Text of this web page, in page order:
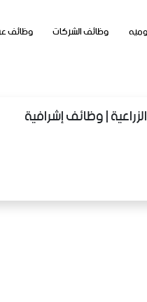
وظائف الشركات وظائف
| وظائف إشرافية